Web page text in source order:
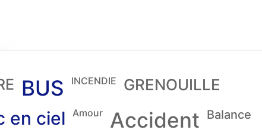
BUS INCENDIE GRENOUILLE
en ciel Amour Accident Balance